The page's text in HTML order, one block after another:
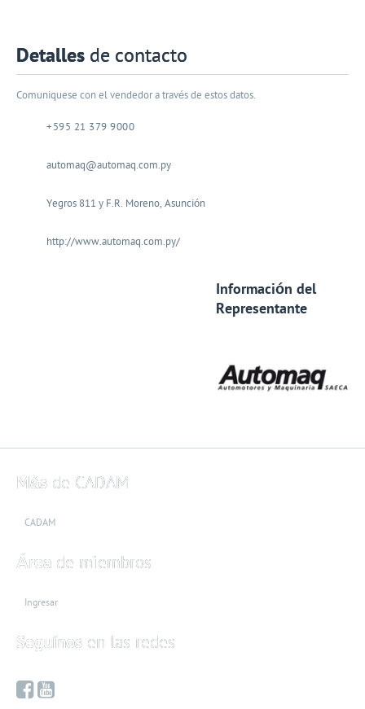
Detalles de contacto
Comuniquese con el vendedor a través de estos datos.
+595 21 379 9000
automaq@automaq.com.py
Yegros 811 y F.R. Moreno, Asunción
http://www.automaq.com.py/
Información del
Representante
Más de CADAM
CADAM
Área de miembros
Ingresar
Seguínos en las redes